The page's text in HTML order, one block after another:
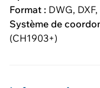
Format : DWG, DXF,
Système de
(CH1903+)